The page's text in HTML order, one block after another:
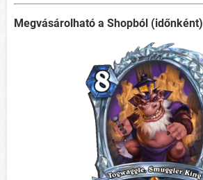
Megvásárolható a Shopból (időnként)